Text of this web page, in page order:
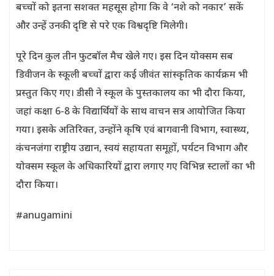
बच्चों को इतना सशक्त महसूस होगा कि वे ‘नशे को नकार’ सकें
और उन्हें उनकी दृष्टि से परे एक विश्वदृष्टि मिलेगी।
पूरे दिन कुल तीन फुटबॉल मैच खेले गए। इस दिन योक्सम सब
डिवीजन के स्कूली बच्चों द्वारा कई जीवंत सांस्कृतिक कार्यक्रम भी
प्रस्तुत किए गए। डीसी ने स्कूल के पुस्तकालय का भी दौरा किया,
जहां कक्षा 6-8 के विद्यार्थियों के साथ वाचन सत्र आयोजित किया
गया। इसके अतिरिक्त, उन्होंने कृषि एवं बागवानी विभाग, स्वास्थ्य,
कंचनजंगा राष्ट्रीय उद्यान, स्वयं सहायता समूहों, पर्यटन विभाग और
योक्सम स्कूल के अधिकारियों द्वारा लगाए गए विभिन्न स्टालों का भी
दौरा किया।
#anugamini